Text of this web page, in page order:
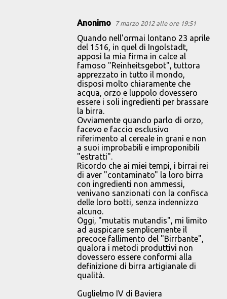
Anonimo 7 marzo 2012 alle ore 19:51
Quando nell'ormai lontano 23 aprile
del 1516, in quel di Ingolstadt,
apposi la mia firma in calce al
famoso "Reinheitsgebot", tuttora
apprezzato in tutto il mondo,
disposi molto chiaramente che
acqua, orzo e luppolo dovessero
essere i soli ingredienti per brassare
la birra.
Ovviamente quando parlo di orzo,
facevo e faccio esclusivo
riferimento al cereale in grani e non
a suoi improbabili e improponibili
"estratti".
Ricordo che ai miei tempi, i birrai rei
di aver "contaminato" la loro birra
con ingredienti non ammessi,
venivano sanzionati con la confisca
delle loro botti, senza indennizzo
alcuno.
Oggi, "mutatis mutandis", mi limito
ad auspicare semplicemente il
precoce fallimento del "Birrbante",
qualora i metodi produttivi non
dovessero essere conformi alla
definizione di birra artigianale di
qualità.
Guglielmo IV di Baviera